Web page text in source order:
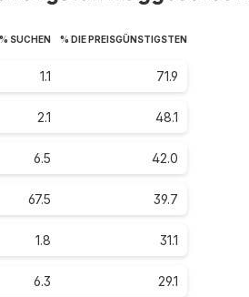
% SUCHEN % DIE PREISGÜNSTIGSTEN
1.1 71.9
2.1 48.1
6.5 42.0
67.5 39.7
1.8 31.1
6.3 29.1